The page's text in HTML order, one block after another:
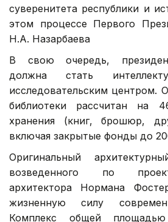
суверенитета республики и
этом процессе Первого
Н.А. Назарбаева
В свою очередь,
должна стать
исследовательским центром.
библиотеки рассчитан на
хранения (книг, брошюр,
включая закрытые фонды до
Оригинальный
возведенного по
архитектора Нормана
жизненную силу
Комплекс общей